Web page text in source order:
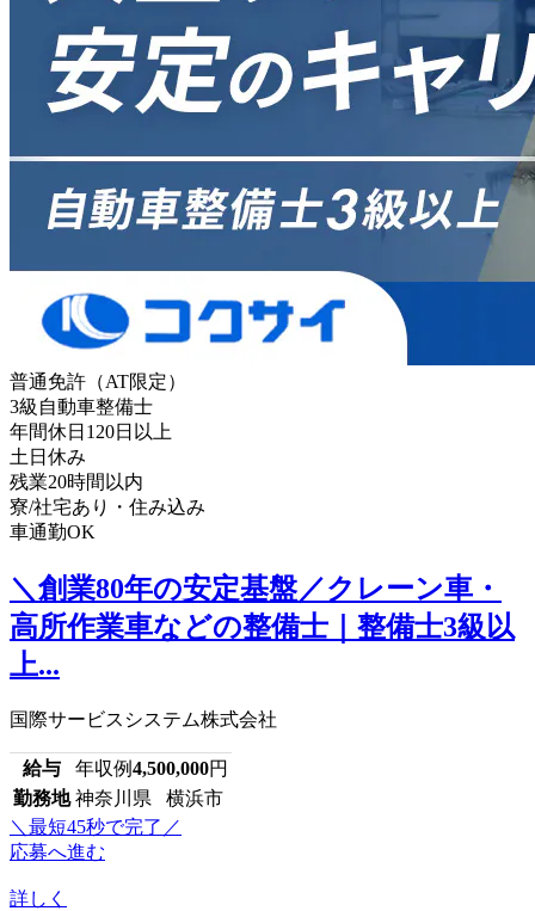
普通免許（AT限定）
3級自動車整備士
年間休日120日以上
土日休み
残業20時間以内
寮/社宅あり・住み込み
車通勤OK
＼創業80年の安定基盤／クレーン車・
高所作業車などの整備士｜整備士3級以
上...
国際サービスシステム株式会社
給与 年収例4,500,000円
勤務地 神奈川県 横浜市
＼最短45秒で完了／
応募へ進む
詳しく